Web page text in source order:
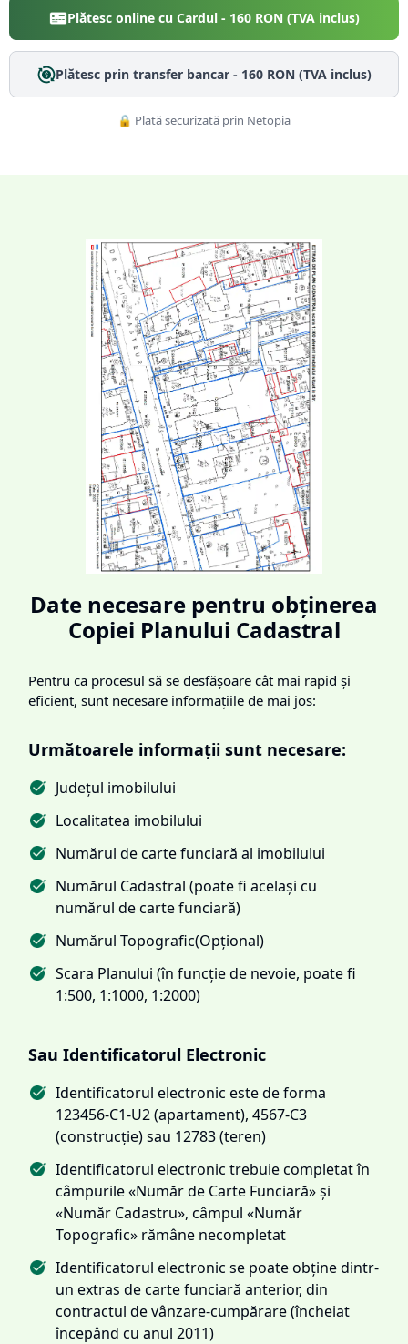
Plătesc online cu Cardul - 160RON (TVA inclus)
Plătesc prin transfer bancar - 160RON (TVA inclus)
🔒 Plată securizată prin Netopia
Date necesare pentru obținerea
Copiei Planului Cadastral
Pentru ca procesul să se desfășoare cât mai rapid și
eficient, sunt necesare informațiile de mai jos:
Următoarele informații sunt necesare:
Județul imobilului
Localitatea imobilului
Numărul de carte funciară al imobilului
Numărul Cadastral (poate fi același cu
numărul de carte funciară)
Numărul Topografic(Opțional)
Scara Planului (în funcție de nevoie, poate fi
1:500, 1:1000, 1:2000)
Sau Identificatorul Electronic
Identificatorul electronic este de forma
123456-C1-U2 (apartament), 4567-C3
(construcție) sau 12783 (teren)
Identificatorul electronic trebuie completat în
câmpurile «Număr de Carte Funciară» și
«Număr Cadastru», câmpul «Număr
Topografic» rămâne necompletat
Identificatorul electronic se poate obține dintr-
un extras de carte funciară anterior, din
contractul de vânzare-cumpărare (încheiat
începând cu anul 2011)